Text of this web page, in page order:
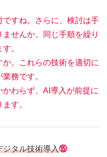
すね。さらに、検討は手
せんか。同じ手順を繰り
。
。これらの技術を適切に
務です。
わらず、AI導入が前提に
す。
ジタル技術導入⑮